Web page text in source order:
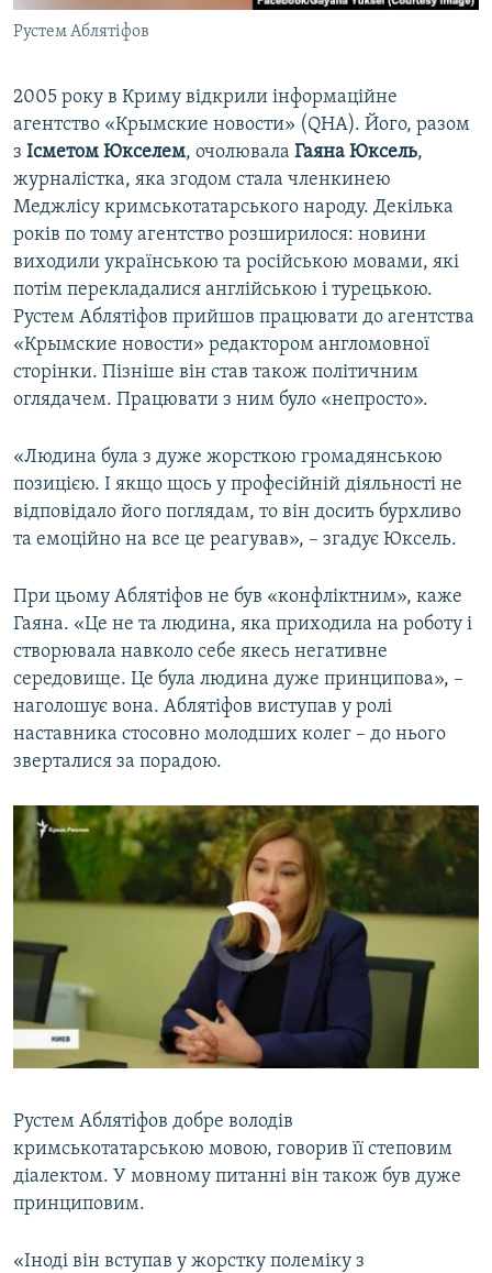
Рустем Аблятіфов
2005 року в Криму відкрили інформаційне
агентство «Крымские новости» (QHA). Його, разом
з Ісметом Юкселем, очолювала Гаяна Юксель,
журналістка, яка згодом стала членкинею
Меджлісу кримськотатарського народу. Декілька
років по тому агентство розширилося: новини
виходили українською та російською мовами, які
потім перекладалися англійською і турецькою.
Рустем Аблятіфов прийшов працювати до агентства
«Крымские новости» редактором англомовної
сторінки. Пізніше він став також політичним
оглядачем. Працювати з ним було «непросто».
«Людина була з дуже жорсткою громадянською
позицією. І якщо щось у професійній діяльності не
відповідало його поглядам, то він досить бурхливо
та емоційно на все це реагував», – згадує Юксель.
При цьому Аблятіфов не був «конфліктним», каже
Гаяна. «Це не та людина, яка приходила на роботу і
створювала навколо себе якесь негативне
середовище. Це була людина дуже принципова», –
наголошує вона. Аблятіфов виступав у ролі
наставника стосовно молодших колег – до нього
зверталися за порадою.
by Крим.Реалії
No media source currently available
Рустем Аблятіфов добре володів
кримськотатарською мовою, говорив її степовим
діалектом. У мовному питанні він також був дуже
принциповим.
«Іноді він вступав у жорстку полеміку з